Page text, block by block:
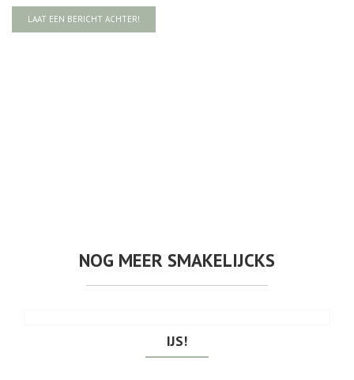
LAAT EEN BERICHT ACHTER!
NOG MEER SMAKELIJCKS
IJS!